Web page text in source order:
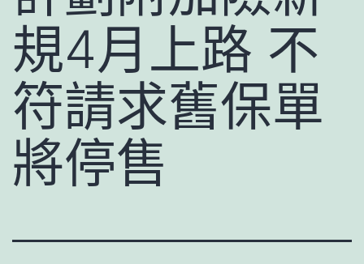
規4月上路 不
符請求舊保單
將停售